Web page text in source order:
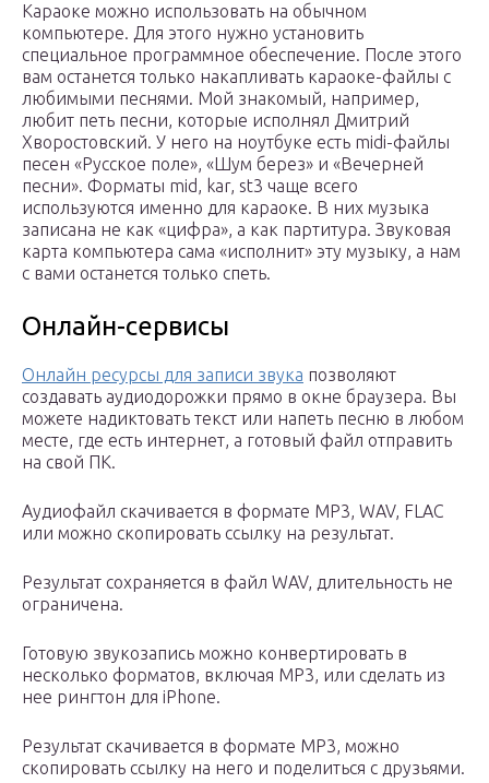
Караоке можно использовать на обычном
компьютере. Для этого нужно установить
специальное программное обеспечение. После этого
вам останется только накапливать караоке-файлы с
любимыми песнями. Мой знакомый, например,
любит петь песни, которые исполнял Дмитрий
Хворостовский. У него на ноутбуке есть midi-файлы
песен «Русское поле», «Шум берез» и «Вечерней
песни». Форматы mid, kar, st3 чаще всего
используются именно для караоке. В них музыка
записана не как «цифра», а как партитура. Звуковая
карта компьютера сама «исполнит» эту музыку, а нам
с вами останется только спеть.
Онлайн-сервисы
Онлайн ресурсы для записи звука позволяют
создавать аудиодорожки прямо в окне браузера. Вы
можете надиктовать текст или напеть песню в любом
месте, где есть интернет, а готовый файл отправить
на свой ПК.
Аудиофайл скачивается в формате MP3, WAV, FLAC
или можно скопировать ссылку на результат.
Результат сохраняется в файл WAV, длительность не
ограничена.
Готовую звукозапись можно конвертировать в
несколько форматов, включая MP3, или сделать из
нее рингтон для iPhone.
Результат скачивается в формате MP3, можно
скопировать ссылку на него и поделиться с друзьями.